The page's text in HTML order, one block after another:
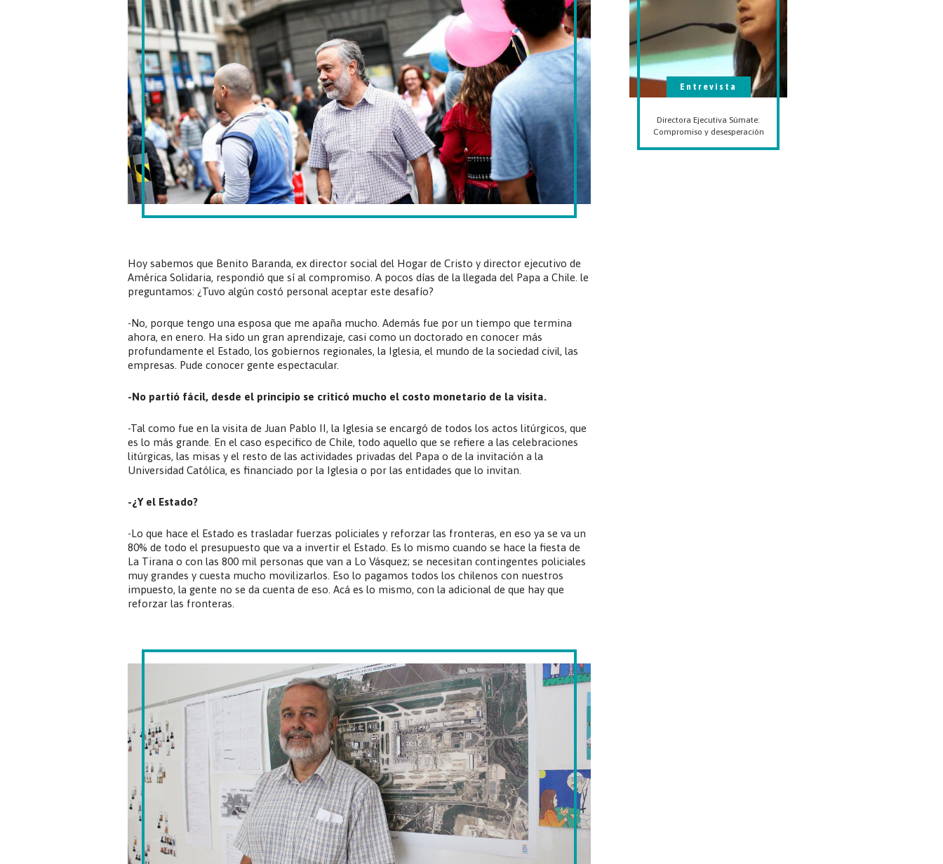
Hoy sabemos que Benito Baranda, ex director social del Hogar de Cristo y director ejecutivo de
América Solidaria, respondió que sí al compromiso. A pocos días de la llegada del Papa a Chile. le
preguntamos: ¿Tuvo algún costó personal aceptar este desafío?
-No, porque tengo una esposa que me apaña mucho. Además fue por un tiempo que termina
ahora, en enero. Ha sido un gran aprendizaje, casi como un doctorado en conocer más
profundamente el Estado, los gobiernos regionales, la Iglesia, el mundo de la sociedad civil, las
empresas. Pude conocer gente espectacular.
-No partió fácil, desde el principio se criticó mucho el costo monetario de la visita.
-Tal como fue en la visita de Juan Pablo II, la Iglesia se encargó de todos los actos litúrgicos, que
es lo más grande. En el caso especifico de Chile, todo aquello que se refiere a las celebraciones
litúrgicas, las misas y el resto de las actividades privadas del Papa o de la invitación a la
Universidad Católica, es financiado por la Iglesia o por las entidades que lo invitan.
-¿Y el Estado?
-Lo que hace el Estado es trasladar fuerzas policiales y reforzar las fronteras, en eso ya se va un
80% de todo el presupuesto que va a invertir el Estado. Es lo mismo cuando se hace la fiesta de
La Tirana o con las 800 mil personas que van a Lo Vásquez; se necesitan contingentes policiales
muy grandes y cuesta mucho movilizarlos. Eso lo pagamos todos los chilenos con nuestros
impuesto, la gente no se da cuenta de eso. Acá es lo mismo, con la adicional de que hay que
reforzar las fronteras.
Directora Ejecutiva Súmate:
Compromiso y desesperación
Entrevista